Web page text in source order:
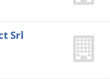
Srl